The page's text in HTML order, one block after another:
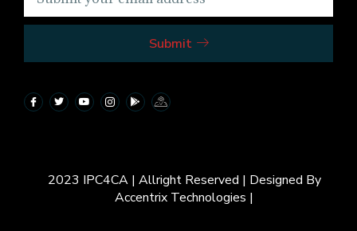
Submit
2023 IPC4CA | Allright Reserved | Designed By
Accentrix Technologies |